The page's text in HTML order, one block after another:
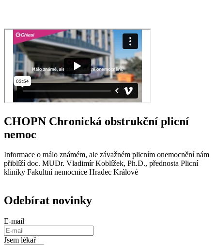
CHOPN Chronická obstrukční plicní
nemoc
Informace o málo známém, ale závažném plicním onemocnění nám
přiblíží doc. MUDr. Vladimír Koblížek, Ph.D., přednosta Plicní
kliniky Fakultní nemocnice Hradec Králové
Odebírat novinky
E-mail
Jsem lékař